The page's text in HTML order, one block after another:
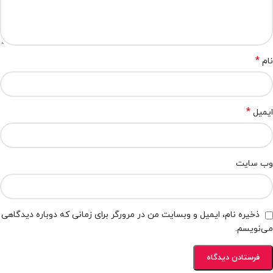
نام *
ایمیل *
وب‌ سایت
ذخیره نام، ایمیل و وبسایت من در مرورگر برای زمانی که دوباره دیدگاهی
می‌نویسم.